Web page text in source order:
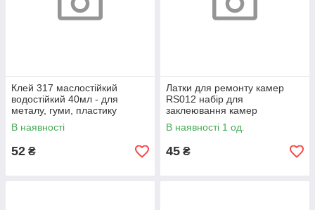
Клей 317 маслостійкий
водостійкий 40мл - для
металу, гуми, пластику
В наявності
52 ₴
Латки для ремонту камер
RS012 набір для
заклеювання камер
велосипеда 96х44мм
В наявності 1 од.
45 ₴